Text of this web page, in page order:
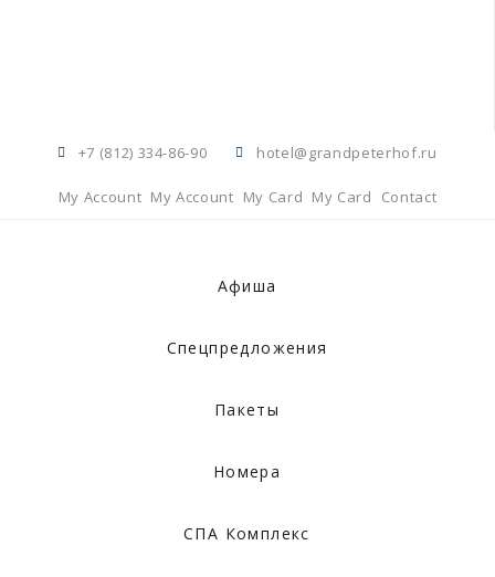
+7 (812) 334-86-90 hotel@grandpeterhof.ru
My Account My Account My Card My Card Contact
Афиша
Спецпредложения
Пакеты
Номера
СПА Комплекс